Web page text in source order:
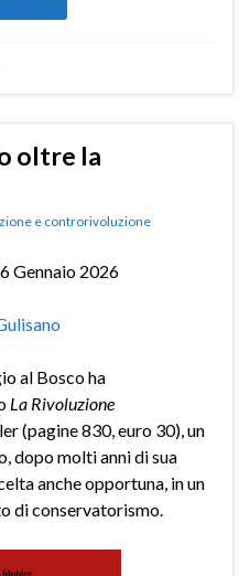
oltre la
e controrivoluzione
Gennaio 2026
al Bosco ha
La Rivoluzione
(pagine 830, euro 30), un
dopo molti anni di sua
anche opportuna, in un
di conservatorismo.